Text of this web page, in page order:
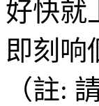
好快就
即刻响
（註: